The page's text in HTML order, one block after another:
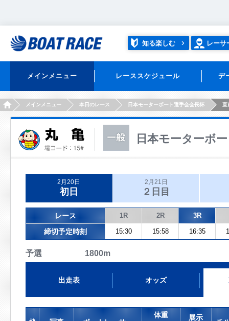
知る楽しむ レーサ
メインメニュー レーススケジュール デ
HOMEメインメニュー 本日のレース 日本モーターボート選手会会長杯 直
日本モーターボ
2月20日
初日
2月21日
２日目
レース 1R 2R 3R
締切予定時刻 15:30 15:58 16:35
予選 1800m
出走表 オッズ
体重
展示